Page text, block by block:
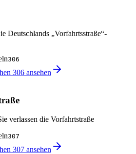
Deutschlands „Vorfahrtsstraße“-
306
306 ansehen
verlassen die Vorfahrtstraße
307
307 ansehen